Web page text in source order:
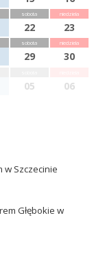
sobota
22
niedziela
23
sobota
29
niedziela
30
05 06
w Szczecinie
Głębokie w